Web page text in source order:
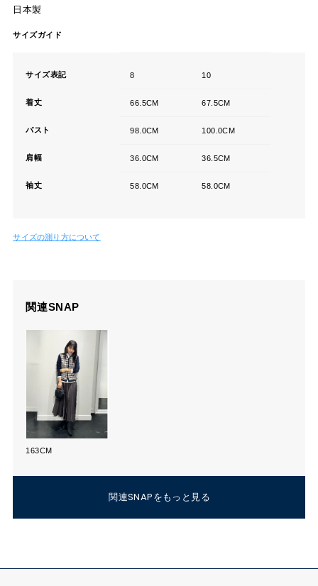
日本製
サイズガイド
サイズ表記 8 10
着丈 66.5CM 67.5CM
バスト 98.0CM 100.0CM
肩幅 36.0CM 36.5CM
袖丈 58.0CM 58.0CM
サイズの測り方について
関連SNAP
163CM
関連SNAPをもっと見る